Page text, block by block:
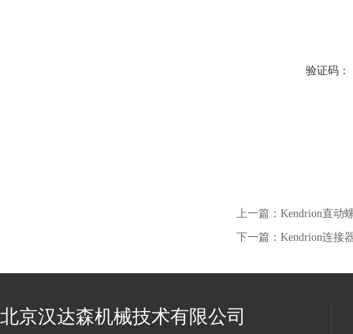
验证码：
上一篇： Kendrion直动
下一篇： Kendrion连接
北京汉达森机械技术有限公司